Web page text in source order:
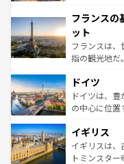
ませてくれる
なお、新着の
しい。
文化が根付く
れる闘牛、そ
る。首都マド
アートに溢れ
せる。地方に
ンテンツ一覧
フランスの
ット
フランスは、
指の観光地だ
で、幅広い魅
聖堂、美し
から魅了する
いる。シャン
香り高いラベ
らに、パリ
ドイツ
ドイツは、
の中心に位置
顔を持つこの
ルリンの文化
してライン
イギリス
イギリスは、
トミンスタ